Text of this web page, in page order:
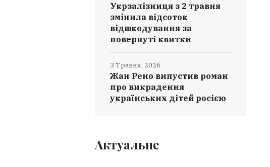
Укрзалізниця з 2 травня
змінила відсоток
відшкодування за
повернуті квитки
Жан Рено випустив роман
про викрадення
українських дітей росією
3 Травня, 2026
Актуальне